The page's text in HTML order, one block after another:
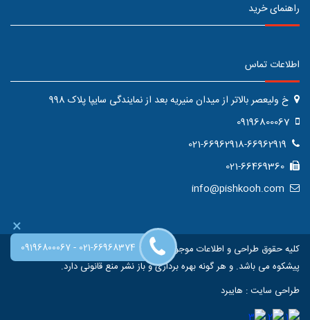
راهنمای خرید
اطلاعات تماس
خ ولیعصر بالاتر از میدان منیریه بعد از نمایندگی سایپا پلاک 998
کلیه حقوق طراحی و اطلاعات موجود در این سایت متعلق به فروشگاه اینترنتی
پیشکوه می باشد. و هر گونه بهره برداری و باز نشر منع قانونی دارد.
طراحی سایت: هایبرد
×
09196800067- 021-66968374